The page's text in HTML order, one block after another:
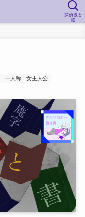
探偵役と
謎
一人称 女主人公